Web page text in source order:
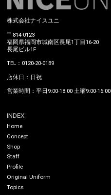
株式会社ナイスユニ
〒814-0123
福岡県福岡市城南区長尾1丁目16-20
長尾ビル1F
TEL：0120-20-0189
店休日：日祝
営業時間：平日9:00-18:00 土曜9:00-16:00
INDEX
Home
Concept
Shop
Staff
Profile
Original Uniform
Topics